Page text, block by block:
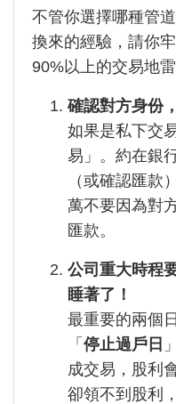
不管你選擇哪種管
換來的經驗，請你
90%以上的交易地雷
確認對方身份
如果是私下交
易」。約在銀
（或確認匯款
萬不要因為對
匯款。
公司重大時程
睡著了！
最重要的兩個
「 停止過戶日
成交易，股利
卻領不到股利